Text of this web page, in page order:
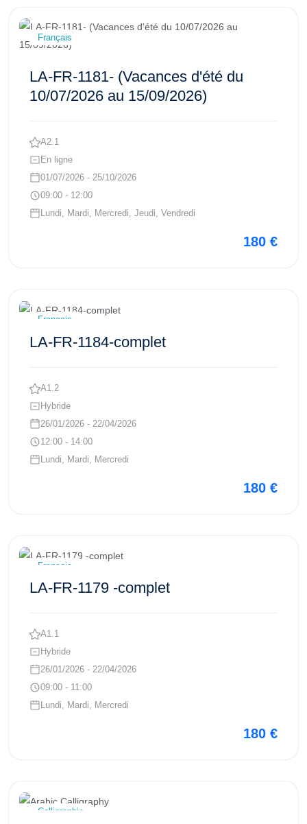
Français
LA-FR-1181- (Vacances d'été du
10/07/2026 au 15/09/2026)
A2.1
En ligne
01/07/2026 - 25/10/2026
09:00 - 12:00
Lundi, Mardi, Mercredi, Jeudi, Vendredi
180 €
Français
LA-FR-1184-complet
A1.2
Hybride
26/01/2026 - 22/04/2026
12:00 - 14:00
Lundi, Mardi, Mercredi
180 €
Français
LA-FR-1179 -complet
A1.1
Hybride
26/01/2026 - 22/04/2026
09:00 - 11:00
Lundi, Mardi, Mercredi
180 €
Calligraphie